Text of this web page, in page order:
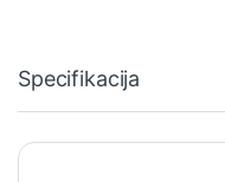
Specifikacija